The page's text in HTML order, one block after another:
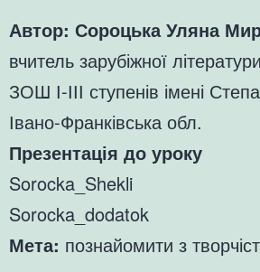
Автор: Сороцька Уляна
вчитель зарубіжної
ЗОШ І-ІІІ ступенів імені
Івано-Франківська обл.
Презентація до уроку
Sorocka_Shekli
Sorocka_dodatok
Мета: познайомити з